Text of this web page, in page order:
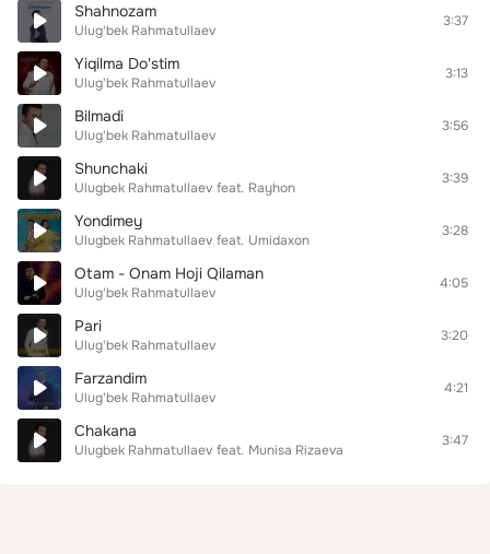
Shahnozam
Ulug'bek Rahmatullaev
3:37
Yiqilma Do'stim
Ulug'bek Rahmatullaev
3:13
Bilmadi
Ulug'bek Rahmatullaev
3:56
Shunchaki
Ulugbek Rahmatullaev feat. Rayhon
3:39
Yondimey
Ulugbek Rahmatullaev feat. Umidaxon
3:28
Otam - Onam Hoji Qilaman
Ulug'bek Rahmatullaev
4:05
Pari
Ulug'bek Rahmatullaev
3:20
Farzandim
Ulug'bek Rahmatullaev
4:21
Chakana
Ulugbek Rahmatullaev feat. Munisa Rizaeva
3:47